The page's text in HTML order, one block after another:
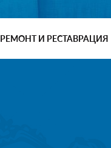
РЕМОНТ И РЕСТАВРАЦИЯ